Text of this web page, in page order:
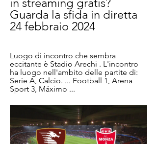
Guarda la sfida in diretta
24 febbraio 2024
Luogo di incontro che sembra
eccitante è Stadio Arechi . L'incontro
ha luogo nell'ambito delle partite di:
Serie A, Calcio. ... Football 1, Arena
Sport 3, Máximo ...